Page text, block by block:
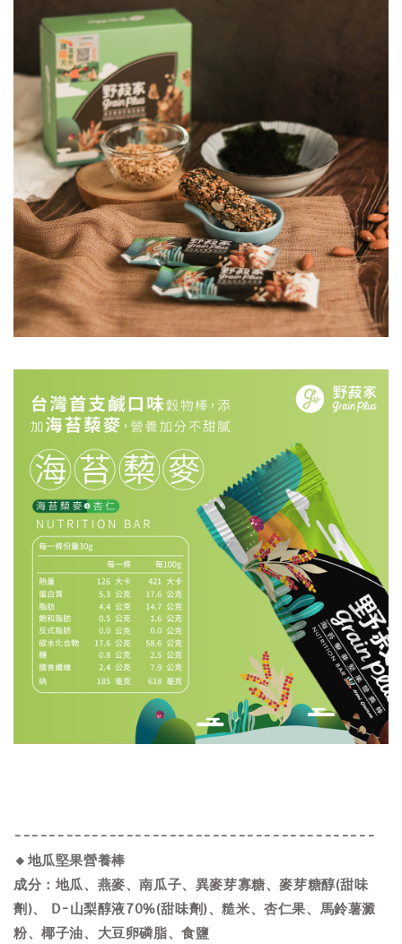
------------------------------------------
🔸地瓜堅果營養棒
成分：地瓜、燕麥、南瓜子、異麥芽寡糖、麥芽糖醇(甜味
劑)、 D-山梨醇液70%(甜味劑)、糙米、杏仁果、馬鈴薯澱
粉、椰子油、大豆卵磷脂、食鹽